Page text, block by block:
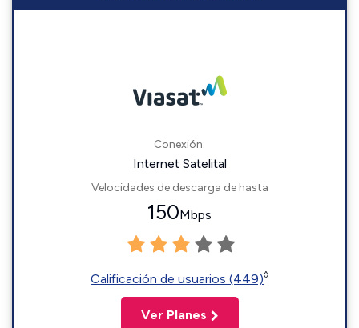
Conexión:
Internet Satelital
Velocidades de descarga de hasta
150Mbps
Calificación de usuarios (449)◊
Ver Planes